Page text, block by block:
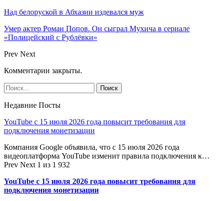
Над белоруской в Абхазии издевался муж
Умер актер Роман Попов. Он сыграл Мухича в сериале
«Полицейский с Рублёвки»
Prev Next
Комментарии закрыты.
Недавние Посты
YouTube с 15 июля 2026 года повысит требования для
подключения монетизации
Компания Google объявила, что с 15 июля 2026 года
видеоплатформа YouTube изменит правила подключения к…
Prev Next 1 из 1 932
YouTube с 15 июля 2026 года повысит требования для
подключения монетизации